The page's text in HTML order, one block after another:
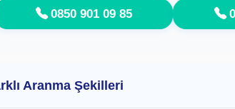
0850 901 09 85
Aranma Şekilleri